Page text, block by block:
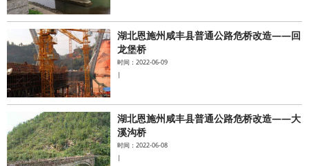
湖北恩施州咸丰县普通公路危桥改造——回
龙堡桥
时间：2022-06-09
|
湖北恩施州咸丰县普通公路危桥改造——大
溪沟桥
时间：2022-06-08
|